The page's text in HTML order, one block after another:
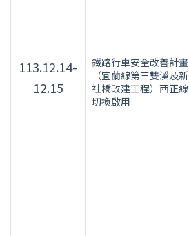
113.12.14-
12.15
鐵路行車安全改善計畫
（宜蘭線第三雙溪及新
社橋改建工程）西正線
切換啟用